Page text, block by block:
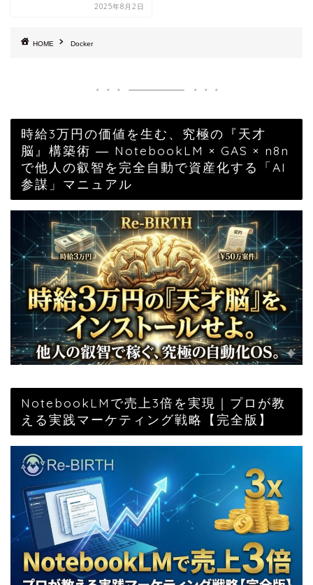
2025年8月2日
HOME Docker
時給3万円の価値を生む、究極の『天才
脳』構築術 ― NotebookLM × GAS × n8n
で他人の叡智を完全自動で資産化する「AI
参謀」マニュアル
NotebookLMで売上3倍を実現｜プロが教
える実践マーケティング戦略【完全版】